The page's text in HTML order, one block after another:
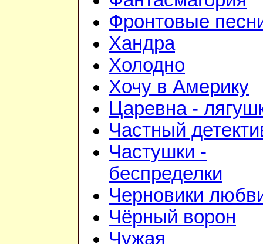
Фронтовые
Хандра
Холодно
Хочу в Америку
Царевна -
Частный
Частушки -
беспределки
Черновики
Чёрный ворон
Чужая